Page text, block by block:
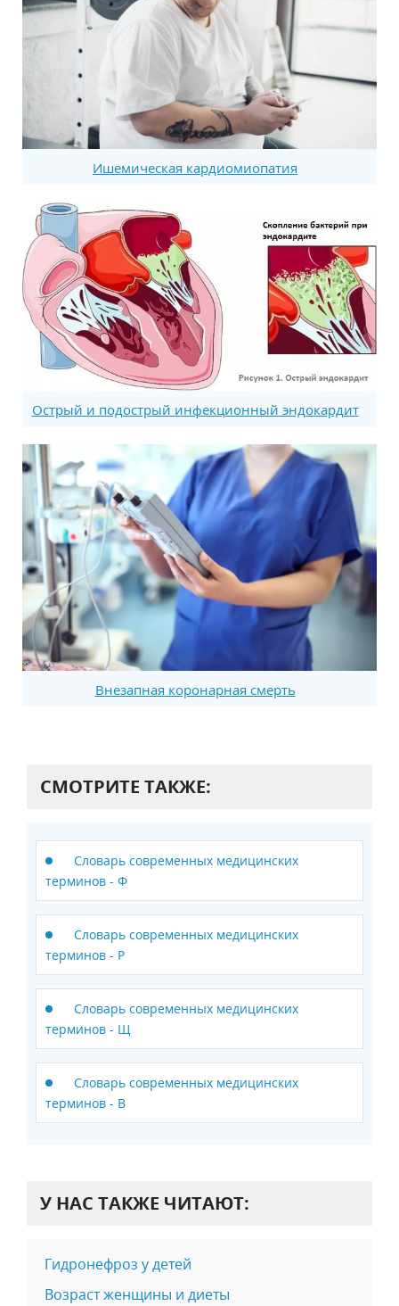
Ишемическая кардиомиопатия
Острый и подострый инфекционный эндокардит
Внезапная коронарная смерть
СМОТРИТЕ ТАКЖЕ:
Словарь современных медицинских
терминов - Ф
Словарь современных медицинских
терминов - Р
Словарь современных медицинских
терминов - Щ
Словарь современных медицинских
терминов - В
У НАС ТАКЖЕ ЧИТАЮТ:
Гидронефроз у детей
Возраст женщины и диеты